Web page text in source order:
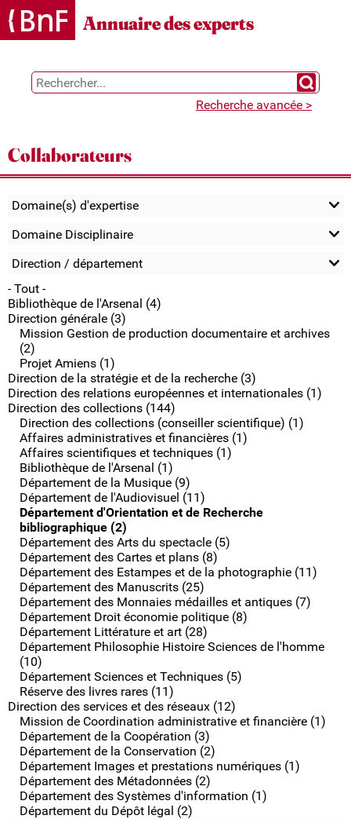
Gestion des cookies
Annuaire des experts
Chercher
Recherche avancée >
Collaborateurs
Domaine(s) d'expertise
Domaine Disciplinaire
Direction / département
- Tout -
Bibliothèque de l'Arsenal (4)
Direction générale (3)
Mission Gestion de production documentaire et archives
(2)
Projet Amiens (1)
Direction de la stratégie et de la recherche (3)
Direction des relations européennes et internationales (1)
Direction des collections (144)
Direction des collections (conseiller scientifique) (1)
Affaires administratives et financières (1)
Affaires scientifiques et techniques (1)
Bibliothèque de l'Arsenal (1)
Département de la Musique (9)
Département de l'Audiovisuel (11)
Département d'Orientation et de Recherche
bibliographique (2)
Département des Arts du spectacle (5)
Département des Cartes et plans (8)
Département des Estampes et de la photographie (11)
Département des Manuscrits (25)
Département des Monnaies médailles et antiques (7)
Département Droit économie politique (8)
Département Littérature et art (28)
Département Philosophie Histoire Sciences de l'homme
(10)
Département Sciences et Techniques (5)
Réserve des livres rares (11)
Direction des services et des réseaux (12)
Mission de Coordination administrative et financière (1)
Département de la Coopération (3)
Département de la Conservation (2)
Département Images et prestations numériques (1)
Département des Métadonnées (2)
Département des Systèmes d'information (1)
Département du Dépôt légal (2)